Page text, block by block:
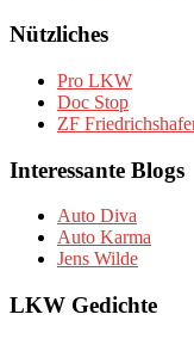
Nützliches
Pro LKW
Doc Stop
ZF
Interessante Blogs
Auto Diva
Auto Karma
Jens Wilde
LKW Gedichte